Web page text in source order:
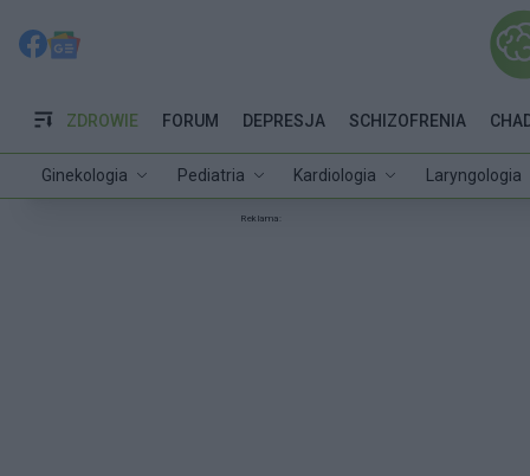
ZDROWIE
Ginekologia Pediatria Kardiologia Laryngologia
FORUM DEPRESJA SCHIZOFRENIA
Reklama: